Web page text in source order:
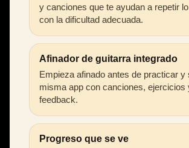
y canciones que te ayudan a repetir
con la dificultad adecuada.
Afinador de guitarra integrado
Empieza afinado antes de practicar y
misma app con canciones, ejercicios
feedback.
Progreso que se ve